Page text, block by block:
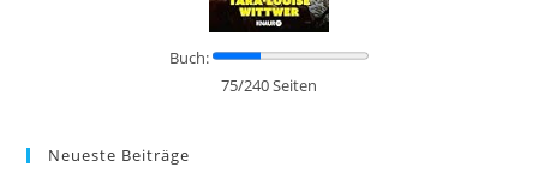
Buch:
75/240 Seiten
Neueste Beiträge